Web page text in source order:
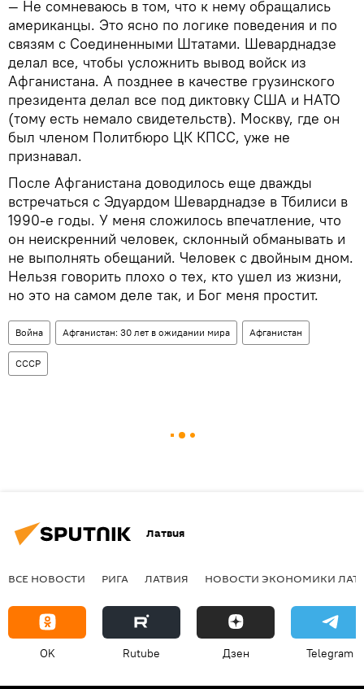
— Не сомневаюсь в том, что к нему обращались
американцы. Это ясно по логике поведения и по
связям с Соединенными Штатами. Шеварднадзе
делал все, чтобы усложнить вывод войск из
Афганистана. А позднее в качестве грузинского
президента делал все под диктовку США и НАТО
(тому есть немало свидетельств). Москву, где он
был членом Политбюро ЦК КПСС, уже не
признавал.
После Афганистана доводилось еще дважды
встречаться с Эдуардом Шеварднадзе в Тбилиси в
1990-е годы. У меня сложилось впечатление, что
он неискренний человек, склонный обманывать и
не выполнять обещаний. Человек с двойным дном.
Нельзя говорить плохо о тех, кто ушел из жизни,
но это на самом деле так, и Бог меня простит.
Война Афганистан: 30 лет в ожидании мира Афганистан
СССР
Латвия
ВСЕ НОВОСТИ РИГА ЛАТВИЯ НОВОСТИ ЭКОНОМИКИ
OK Rutube Дзен Telegram